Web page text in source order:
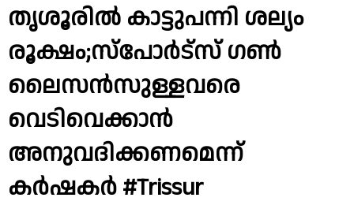
തൃശൂരിൽ കാട്ടുപന്നി ശല്യം
രൂക്ഷം;സ്പോർട്സ് ഗൺ
ലൈസൻസുള്ളവരെ
വെടിവെക്കാൻ
അനുവദിക്കണമെന്ന്
കർഷകർ #Trissur